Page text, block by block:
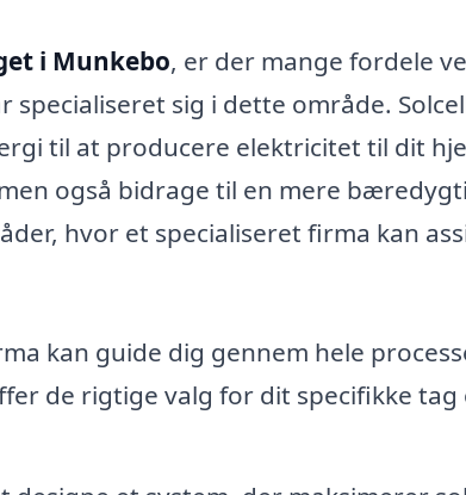
i Munkebo, er der mange fordele
sig i dette område.
til at producere elektricitet til dit
også bidrage til en mere
hvor et specialiseret firma kan
kan guide dig gennem hele
de rigtige valg for dit specifikke tag